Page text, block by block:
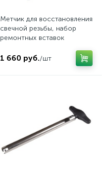
Метчик для восстановления
свечной резьбы, набор
ремонтных вставок
МАСТАК 103-12005
1 660 руб./шт